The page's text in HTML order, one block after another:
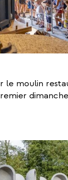
le moulin